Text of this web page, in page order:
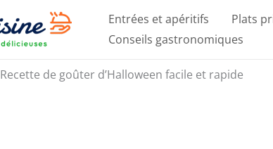
Entrées et apéritifs Plats
Conseils gastronomiques
Recette de goûter d’Halloween facile et rapide